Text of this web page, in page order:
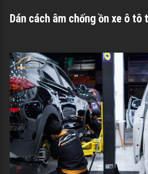
Dán cách âm chống ồn xe ô tô